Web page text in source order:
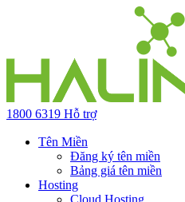
1800 6319 Hỗ trợ
Tên Miền
Đăng ký tên miền
Bảng giá tên miền
Hosting
Cloud Hosting